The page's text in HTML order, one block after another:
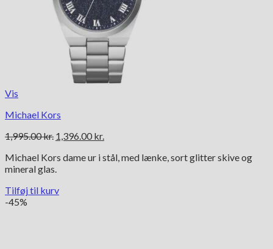
Vis
Michael Kors
1,995.00kr. Den
pris
var:
1,396.00 kr.
pris
Michael Kors dame ur i stål, med lænke, sort glitter skive og
mineral glas.
Tilføj til kurv
-45%